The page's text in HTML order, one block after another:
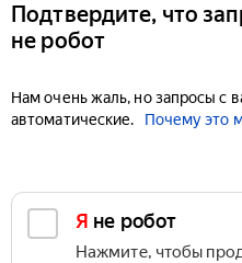
Подтвердите, что
не робот
Нам очень жаль, но запросы с
автоматические.
Почему это
Я не робот
Нажмите, чтобы